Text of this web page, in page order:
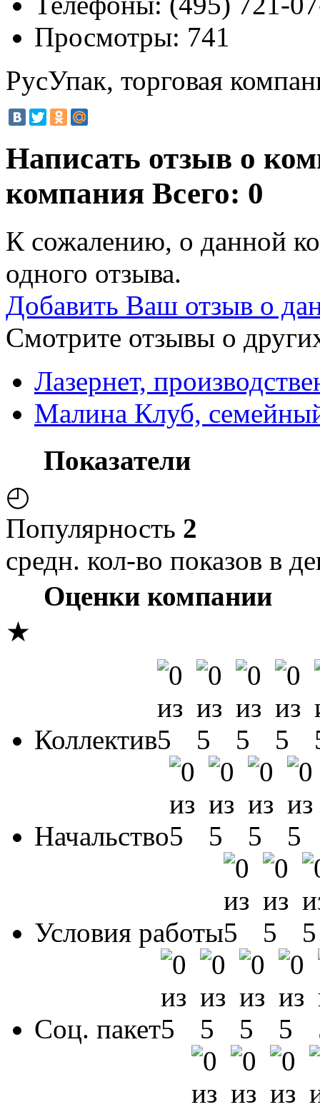
Просмотры: 741
РусУпак, торговая
Написать отзыв о
компания Всего: 0
К сожалению, о данной
одного отзыва.
Добавить Ваш отзыв о
Смотрите отзывы о
Лазернет,
Малина Клуб,
Показатели
◴
Популярность 2
средн. кол-во показов в
Оценки компании
★
Коллектив
Начальство
Условия работы
Соц. пакет